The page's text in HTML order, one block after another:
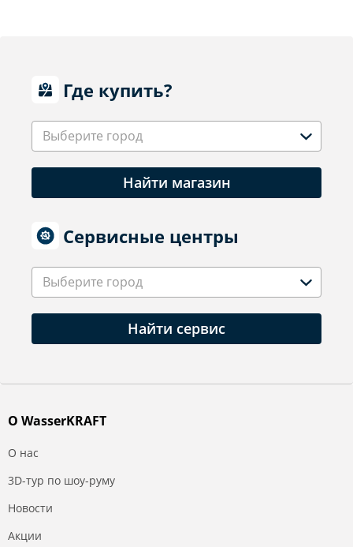
Где купить?
Выберите город
Найти магазин
Сервисные центры
Выберите город
Найти сервис
О WasserKRAFT
О нас
3D-тур по шоу-руму
Новости
Акции